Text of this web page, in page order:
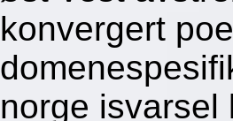
konvergert
norge isvarsel